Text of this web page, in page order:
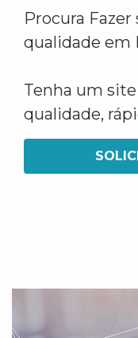
Procura
qualidade em
Tenha um
qualidade,